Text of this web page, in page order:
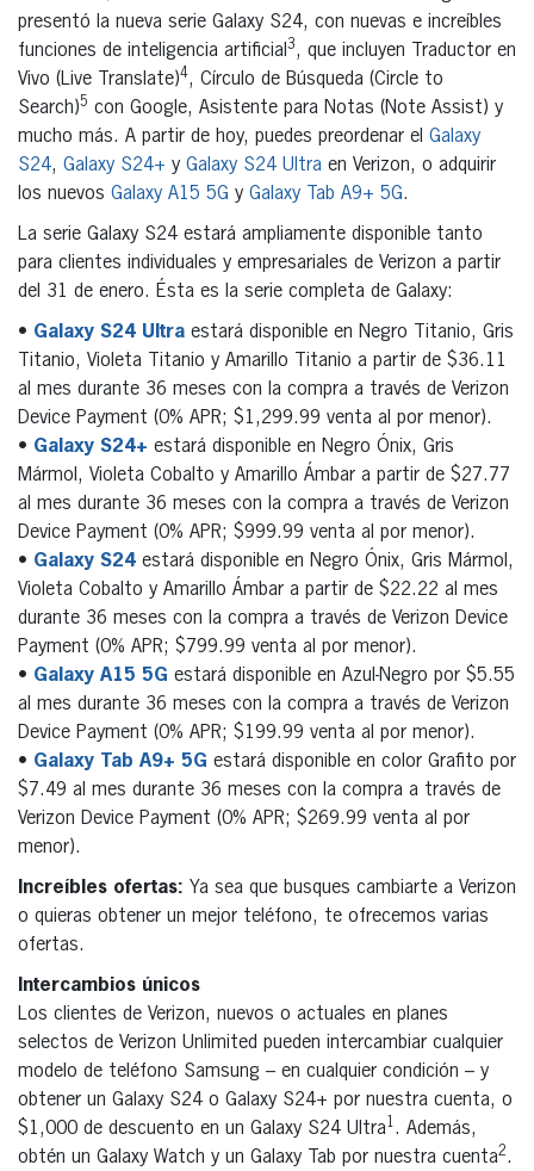
presentó la nueva serie Galaxy S24, con nuevas e increíbles
funciones de inteligencia artificial3, que incluyen Traductor en
Vivo (Live Translate)4, Círculo de Búsqueda (Circle to
Search)5 con Google, Asistente para Notas (Note Assist) y
mucho más. A partir de hoy, puedes preordenar el Galaxy
S24, Galaxy S24+ y Galaxy S24 Ultra en Verizon, o adquirir
los nuevos Galaxy A15 5G y Galaxy Tab A9+ 5G.
La serie Galaxy S24 estará ampliamente disponible tanto
para clientes individuales y empresariales de Verizon a partir
del 31 de enero. Ésta es la serie completa de Galaxy:
• Galaxy S24 Ultra estará disponible en Negro Titanio, Gris
Titanio, Violeta Titanio y Amarillo Titanio a partir de $36.11
al mes durante 36 meses con la compra a través de Verizon
Device Payment (0% APR; $1,299.99 venta al por menor).
• Galaxy S24+ estará disponible en Negro Ónix, Gris
Mármol, Violeta Cobalto y Amarillo Ámbar a partir de $27.77
al mes durante 36 meses con la compra a través de Verizon
Device Payment (0% APR; $999.99 venta al por menor).
• Galaxy S24 estará disponible en Negro Ónix, Gris Mármol,
Violeta Cobalto y Amarillo Ámbar a partir de $22.22 al mes
durante 36 meses con la compra a través de Verizon Device
Payment (0% APR; $799.99 venta al por menor).
• Galaxy A15 5G estará disponible en Azul-Negro por $5.55
al mes durante 36 meses con la compra a través de Verizon
Device Payment (0% APR; $199.99 venta al por menor).
• Galaxy Tab A9+ 5G estará disponible en color Grafito por
$7.49 al mes durante 36 meses con la compra a través de
Verizon Device Payment (0% APR; $269.99 venta al por
menor).
Increíbles ofertas: Ya sea que busques cambiarte a Verizon
o quieras obtener un mejor teléfono, te ofrecemos varias
ofertas.
Intercambios únicos
Los clientes de Verizon, nuevos o actuales en planes
selectos de Verizon Unlimited pueden intercambiar cualquier
modelo de teléfono Samsung – en cualquier condición – y
obtener un Galaxy S24 o Galaxy S24+ por nuestra cuenta, o
$1,000 de descuento en un Galaxy S24 Ultra1. Además,
obtén un Galaxy Watch y un Galaxy Tab por nuestra cuenta2.